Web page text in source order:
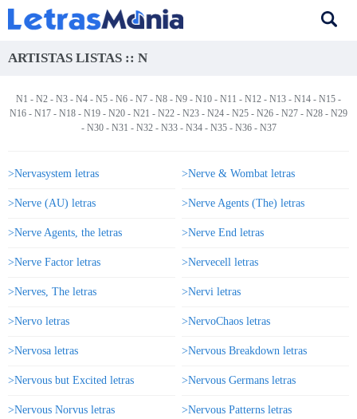
ARTISTAS LISTAS :: N
N1 - N2 - N3 - N4 - N5 - N6 - N7 - N8 - N9 - N10 - N11 - N12 - N13 - N14 - N15 -
N16 - N17 - N18 - N19 - N20 - N21 - N22 - N23 - N24 - N25 - N26 - N27 - N28 - N29
- N30- N31 - N32- N33- N34- N35- N36- N37
>Nervasystem letras >Nerve & Wombat letras
>Nerve (AU) letras >Nerve Agents (The) letras
>Nerve Agents, the letras >Nerve End letras
>Nerve Factor letras >Nervecell letras
>Nerves, The letras >Nervi letras
>Nervo letras >NervoChaos letras
>Nervosa letras >Nervous Breakdown letras
>Nervous but Excited letras >Nervous Germans letras
>Nervous Norvus letras >Nervous Patterns letras